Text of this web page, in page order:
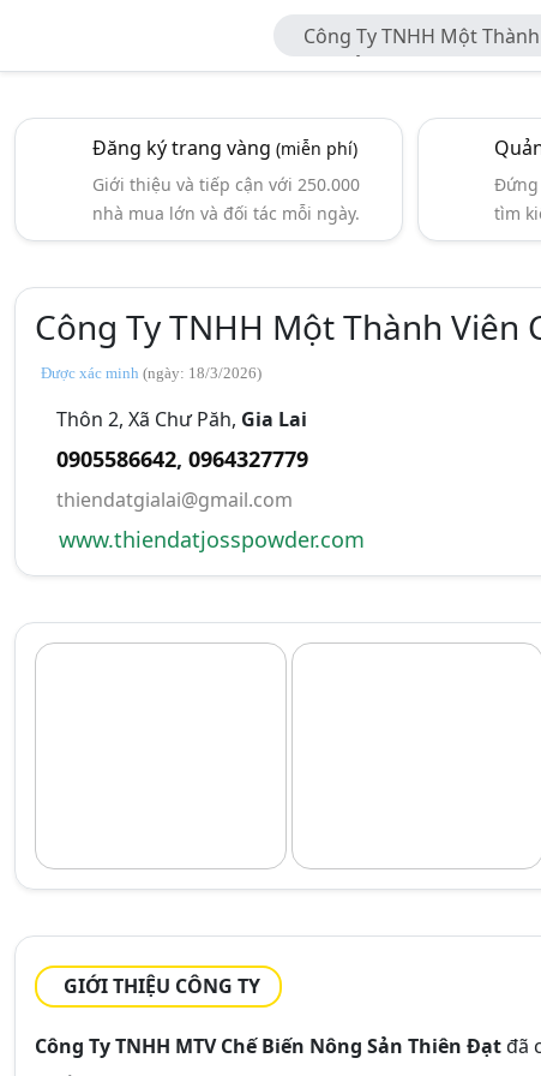
Công Ty TNHH Một
Nông Sản Thiên Đạt
Đăng ký trang vàng (miễn phí)
Giới thiệu và tiếp cận với 250.000
nhà mua lớn và đối tác mỗi ngày.
Đứng
tìm
Công Ty TNHH Một Thành
Được xác minh (ngày: 18/3/2026)
Thôn 2, Xã Chư Păh, Gia Lai
0905586642, 0964327779
thiendatgialai@gmail.com
www.thiendatjosspowder.com
GIỚI THIỆU CÔNG TY
Công Ty TNHH MTV Chế Biến Nông Sản Thiên Đạtđã